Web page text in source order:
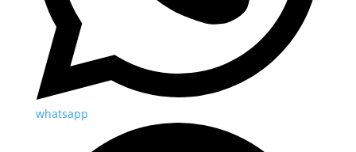
whatsapp